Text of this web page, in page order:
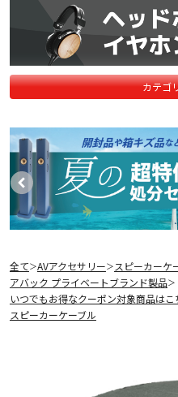
カテゴ
全て＞AVアクセサリー＞ スピーカーケ
アバック プライベートブランド製品＞
いつでもお得なクーポン対象商品はこ
スピーカーケーブル